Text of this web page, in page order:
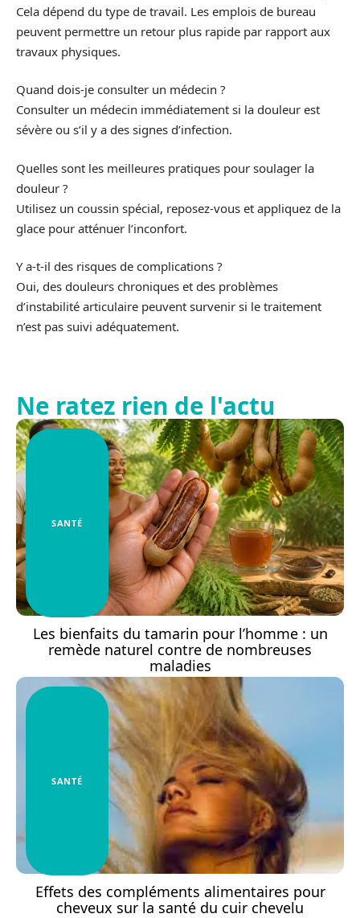
Cela dépend du type de travail. Les emplois de bureau
peuvent permettre un retour plus rapide par rapport aux
travaux physiques.
Quand dois-je consulter un médecin ?
Consulter un médecin immédiatement si la douleur est
sévère ou s’il y a des signes d’infection.
Quelles sont les meilleures pratiques pour soulager la
douleur ?
Utilisez un coussin spécial, reposez-vous et appliquez de la
glace pour atténuer l’inconfort.
Y a-t-il des risques de complications ?
Oui, des douleurs chroniques et des problèmes
d’instabilité articulaire peuvent survenir si le traitement
n’est pas suivi adéquatement.
Ne ratez rien de l'actu
SANTÉ
Les bienfaits du tamarin pour l’homme : un
remède naturel contre de nombreuses
maladies
SANTÉ
Effets des compléments alimentaires pour
cheveux sur la santé du cuir chevelu